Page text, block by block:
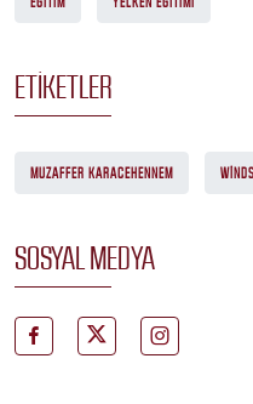
ETIKETLER
MUZAFFER KARACEHENNEM
SOSYAL MEDYA